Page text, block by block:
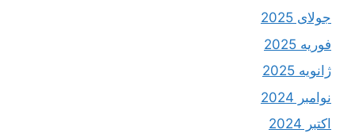
جولای 2025
فوریه 2025
ژانویه 2025
نوامبر 2024
اکتبر 2024